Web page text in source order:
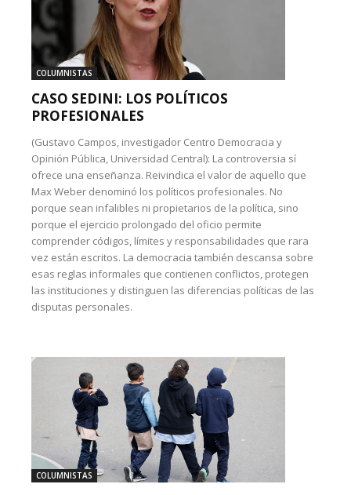
COLUMNISTAS
CASO SEDINI: LOS POLÍTICOS
PROFESIONALES
(Gustavo Campos, investigador Centro Democracia y
Opinión Pública, Universidad Central): La controversia sí
ofrece una enseñanza. Reivindica el valor de aquello que
Max Weber denominó los políticos profesionales. No
porque sean infalibles ni propietarios de la política, sino
porque el ejercicio prolongado del oficio permite
comprender códigos, límites y responsabilidades que rara
vez están escritos. La democracia también descansa sobre
esas reglas informales que contienen conflictos, protegen
las instituciones y distinguen las diferencias políticas de las
disputas personales.
COLUMNISTAS